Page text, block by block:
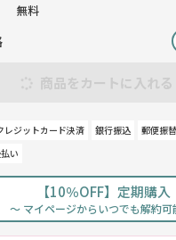
無料
商品をカートに入れる
レジットカード決済 銀行振込 郵便振替
い
【10％OFF】定期購入
～ マイページからいつでも解約可